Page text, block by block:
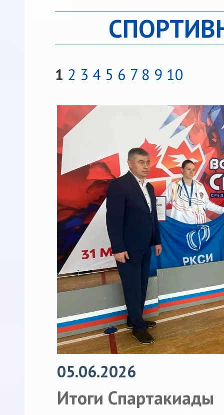
1 2 3 4 5 6 7 8 9 10
05.06.2026
Итоги Спартакиады